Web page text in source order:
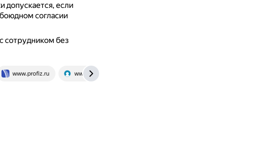
допускается, если
согласии
сотрудником без
www.profiz.ru www.hr-director.ru